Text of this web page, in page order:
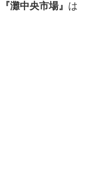
『灘中央市場』 は